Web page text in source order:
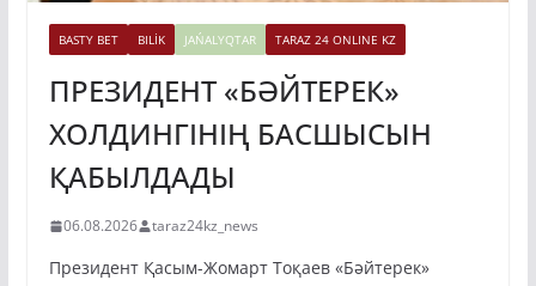
BASTY BET BILİK JAŃALYQTAR TARAZ 24 ONLINE KZ
ПРЕЗИДЕНТ «БӘЙТЕРЕК»
ХОЛДИНГІНІҢ БАСШЫСЫН
ҚАБЫЛДАДЫ
06.08.2026 taraz24kz_news
Президент Қасым-Жомарт Тоқаев «Бәйтерек»